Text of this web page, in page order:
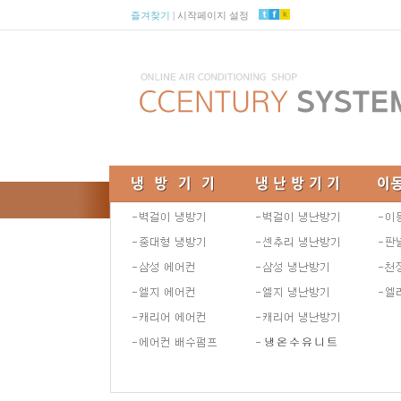
즐겨찾기 | 시작페이지 설정